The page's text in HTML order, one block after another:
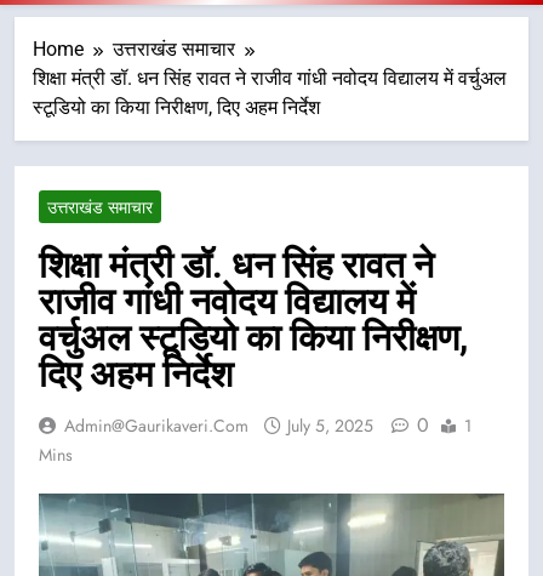
Home
उत्तराखंड समाचार
शिक्षा मंत्री डॉ. धन सिंह रावत ने राजीव गांधी नवोदय विद्यालय में वर्चुअल
स्टूडियो का किया निरीक्षण, दिए अहम निर्देश
उत्तराखंड समाचार
शिक्षा मंत्री डॉ. धन सिंह रावत ने
राजीव गांधी नवोदय विद्यालय में
वर्चुअल स्टूडियो का किया निरीक्षण,
दिए अहम निर्देश
Admin@gaurikaveri.com July 5, 2025 0
1
Mins